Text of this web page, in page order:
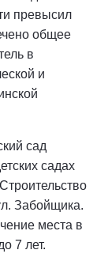
превысил
общее
в
и
сад
садах
Забойщика.
места в
7 лет.